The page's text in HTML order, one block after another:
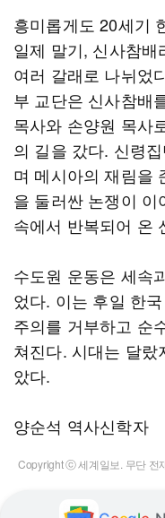
흥미롭게도 20세기
일제 말기, 신사참
여러 갈래로 나뉘었
부 교단은 신사참배
목사와 손양원 목사
의 길을 갔다. 신령
며 메시아의 재림을
을 둘러싼 논쟁이
속에서 반복되어 온
수도원 운동은 세속
었다. 이는 후일 한
주의를 거부하고 순
쳐진다. 시대는 달
았다.
양순석 역사신학자
Copyright ⓒ 세계일보. 무단 전